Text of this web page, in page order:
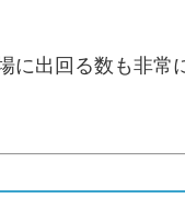
出回る数も非常